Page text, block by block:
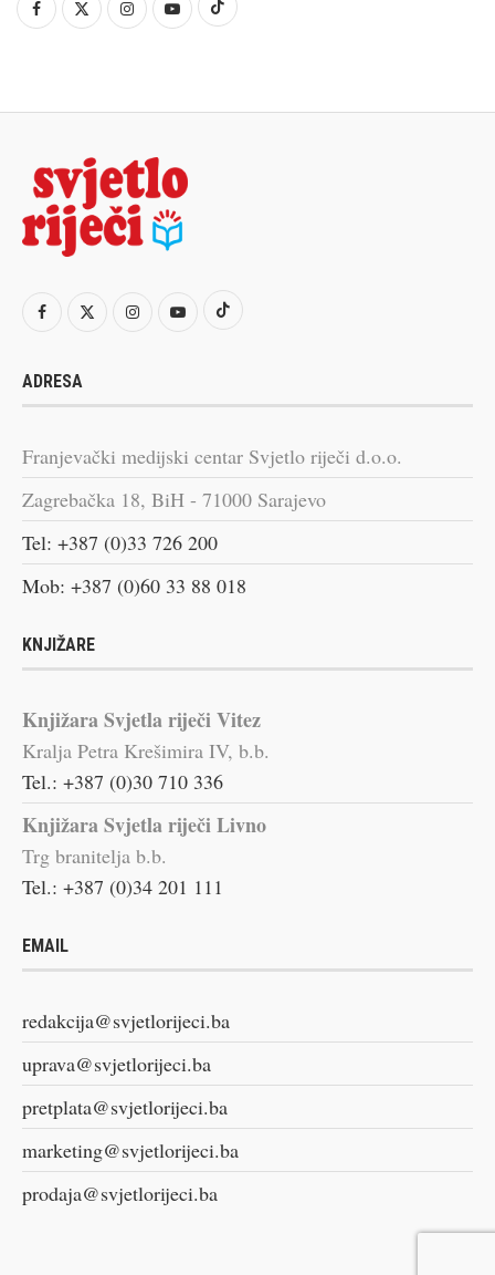
ADRESA
Franjevački medijski centar Svjetlo riječi d.o.o.
Zagrebačka 18, BiH - 71000 Sarajevo
Tel: +387 (0)33 726 200
Mob: +387 (0)60 33 88 018
KNJIŽARE
Knjižara Svjetla riječi Vitez
Kralja Petra Krešimira IV, b.b.
Tel.: +387 (0)30 710 336
Knjižara Svjetla riječi Livno
Trg branitelja b.b.
Tel.: +387 (0)34 201 111
EMAIL
redakcija@svjetlorijeci.ba
uprava@svjetlorijeci.ba
pretplata@svjetlorijeci.ba
marketing@svjetlorijeci.ba
prodaja@svjetlorijeci.ba